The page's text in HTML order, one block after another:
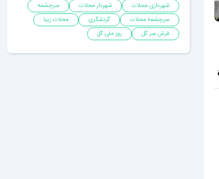
شهرداری محلات
شهردار محلات
سرچشمه
سرچشمه محلات
گردشگری
محلات زیبا
فرش سر گل
روز ملی گل